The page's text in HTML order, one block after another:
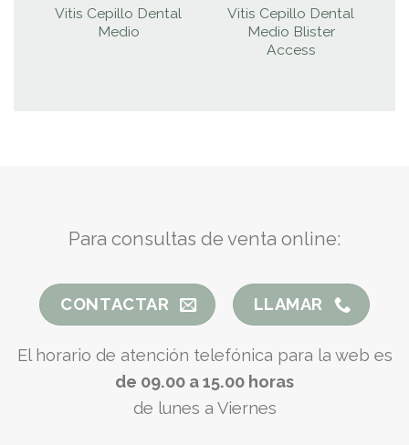
Vitis Cepillo Dental
Medio
Vitis Cepillo Dental
Medio Blister
Access
Para consultas de venta online:
CONTACTAR LLAMAR
El horario de atención telefónica para la web es
de 09.00 a 15.00 horas
de lunes a Viernes